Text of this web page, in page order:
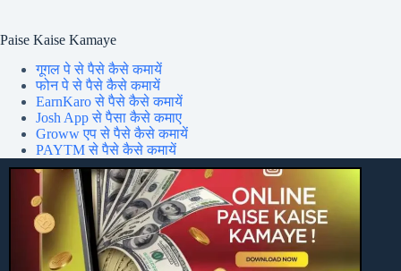
Paise Kaise Kamaye
गूगल पे से पैसे कैसे कमायें
फोन पे से पैसे कैसे कमायें
EarnKaro से पैसे कैसे कमायें
Josh App से पैसा कैसे कमाए
Groww एप से पैसे कैसे कमायें
PAYTM से पैसे कैसे कमायें